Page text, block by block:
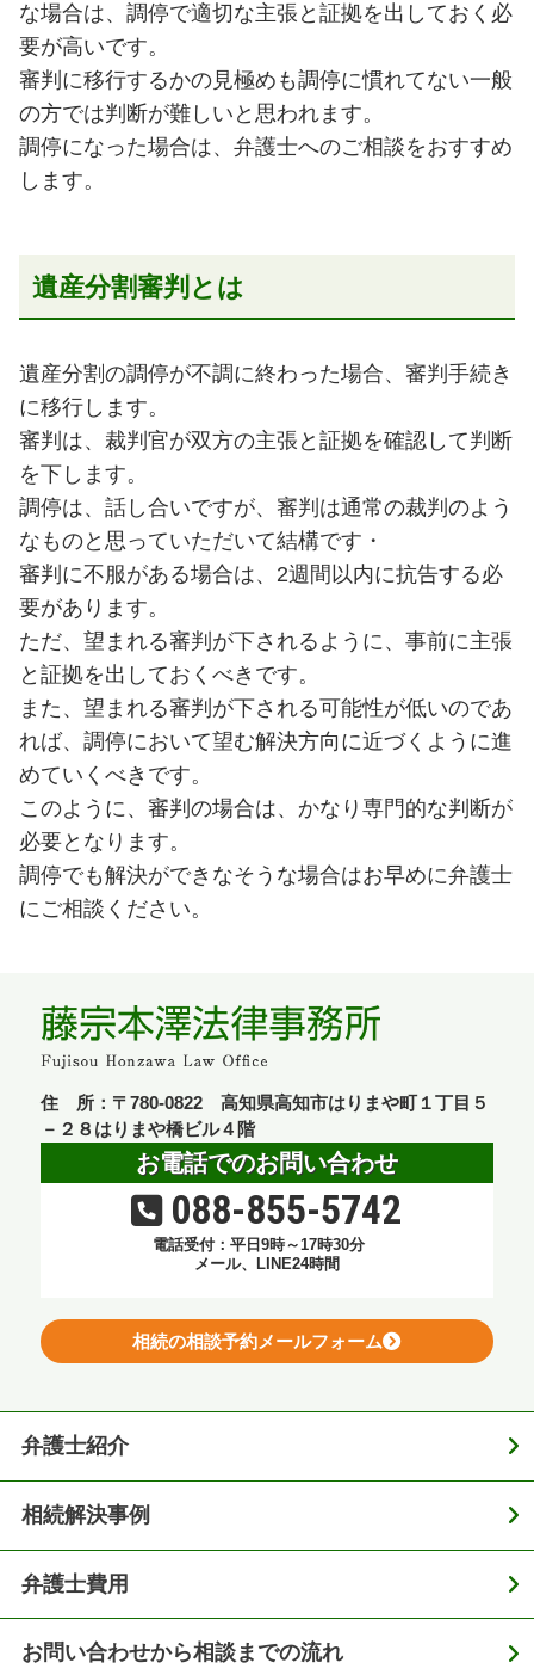
な場合は、調停で適切な主張と証拠を出しておく必
要が高いです。
審判に移行するかの見極めも調停に慣れてない一般
の方では判断が難しいと思われます。
調停になった場合は、弁護士へのご相談をおすすめ
します。
遺産分割審判とは
遺産分割の調停が不調に終わった場合、審判手続き
に移行します。
審判は、裁判官が双方の主張と証拠を確認して判断
を下します。
調停は、話し合いですが、審判は通常の裁判のよう
なものと思っていただいて結構です・
審判に不服がある場合は、2週間以内に抗告する必
要があります。
ただ、望まれる審判が下されるように、事前に主張
と証拠を出しておくべきです。
また、望まれる審判が下される可能性が低いのであ
れば、調停において望む解決方向に近づくように進
めていくべきです。
このように、審判の場合は、かなり専門的な判断が
必要となります。
調停でも解決ができなそうな場合はお早めに弁護士
にご相談ください。
住 所：〒780-0822 高知県高知市はりまや町１丁目５
－２８はりまや橋ビル４階
お電話でのお問い合わせ
088-855-5742
電話受付：平日9時～17時30分
メール、LINE24時間
相続の相談予約メールフォーム
弁護士紹介
相続解決事例
弁護士費用
お問い合わせから相談までの流れ